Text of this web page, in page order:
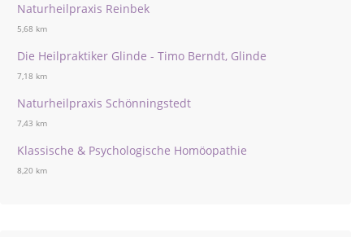
Naturheilpraxis Reinbek
5,68 km
Die Heilpraktiker Glinde - Timo Berndt, Glinde
7,18 km
Naturheilpraxis Schönningstedt
7,43 km
Klassische & Psychologische Homöopathie
8,20 km